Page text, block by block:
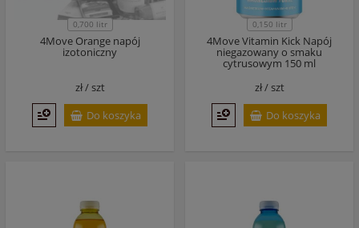
0,700 litr
4Move Orange napój
izotoniczny
zł /szt
Do koszyka
0,150 litr
4Move Vitamin Kick Napój
niegazowany o smaku
cytrusowym 150 ml
zł /szt
Do koszyka